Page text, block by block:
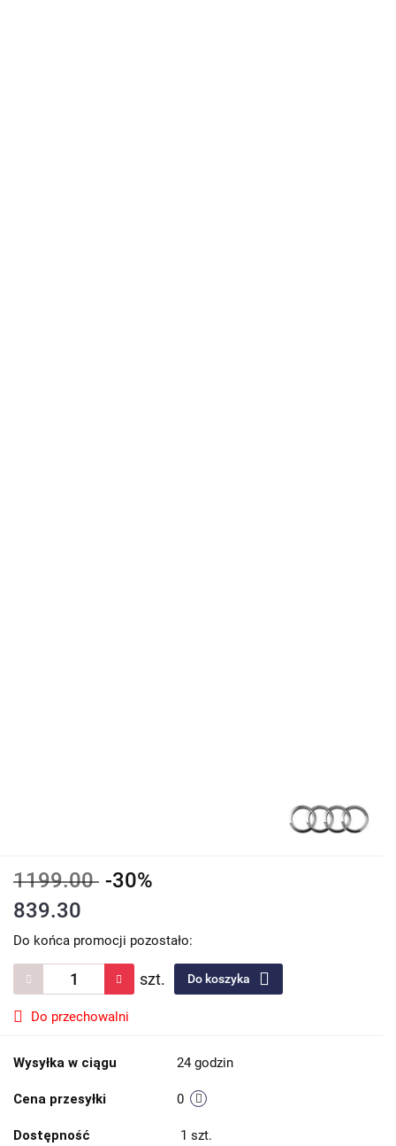
1199.00 -30%
839.30
Do końca promocji pozostało:
szt. Do koszyka
Do przechowalni
Wysyłka w ciągu 24 godzin
Cena przesyłki 0
Dostępność 1 szt.